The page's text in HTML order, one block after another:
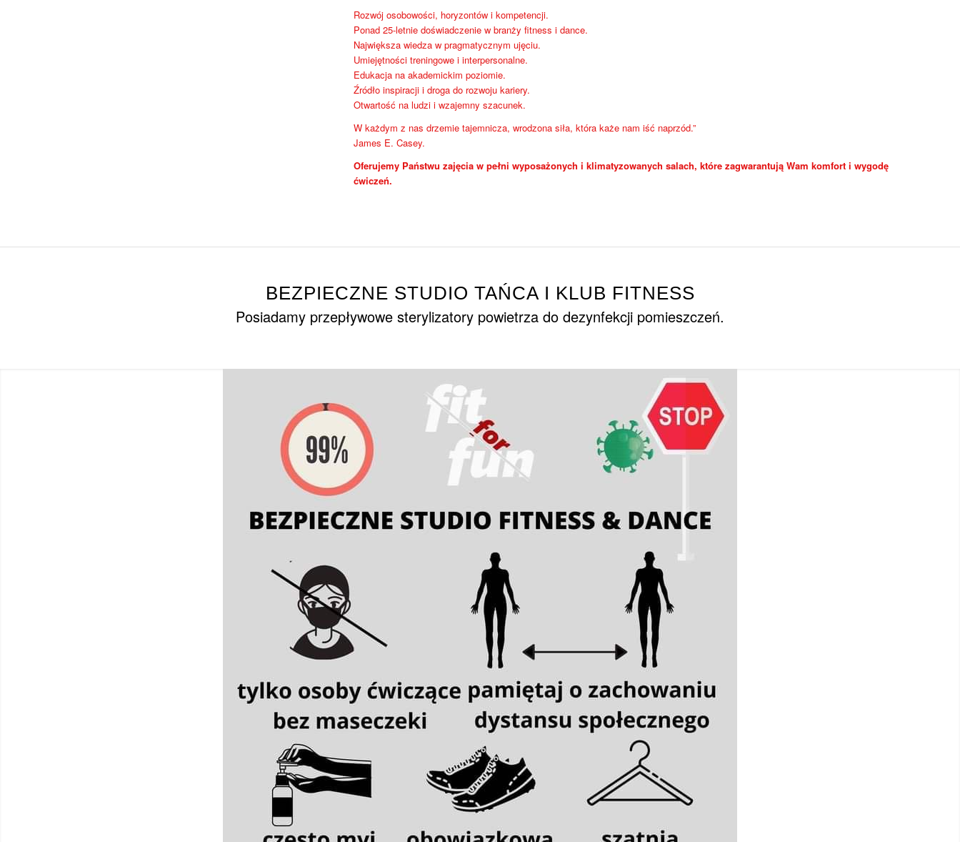
Rozwój osobowości, horyzontów i kompetencji.
Ponad 25-letnie doświadczenie w branży fitness i dance.
Największa wiedza w pragmatycznym ujęciu.
Umiejętności treningowe i interpersonalne.
Edukacja na akademickim poziomie.
Źródło inspiracji i droga do rozwoju kariery.
Otwartość na ludzi i wzajemny szacunek.
W każdym z nas drzemie tajemnicza, wrodzona siła, która każe nam iść naprzód.”
James E. Casey.
Oferujemy Państwu zajęcia w pełni wyposażonych i klimatyzowanych salach, które zagwarantują Wam komfort i wygodę
ćwiczeń.
BEZPIECZNE STUDIO TAŃCA I KLUB FITNESS
Posiadamy przepływowe sterylizatory powietrza do dezynfekcji pomieszczeń.